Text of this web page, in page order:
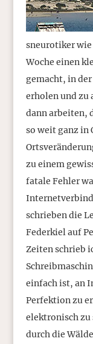
sneurotiker
Woche einen
gemacht, in
erholen und zu
dann arbeiten,
so weit ganz in
zu einem
fatale Fehler
schrieben die
Federkiel auf
Zeiten schrieb
einfach ist, an
Perfektion zu
elektronisch zu
durch die